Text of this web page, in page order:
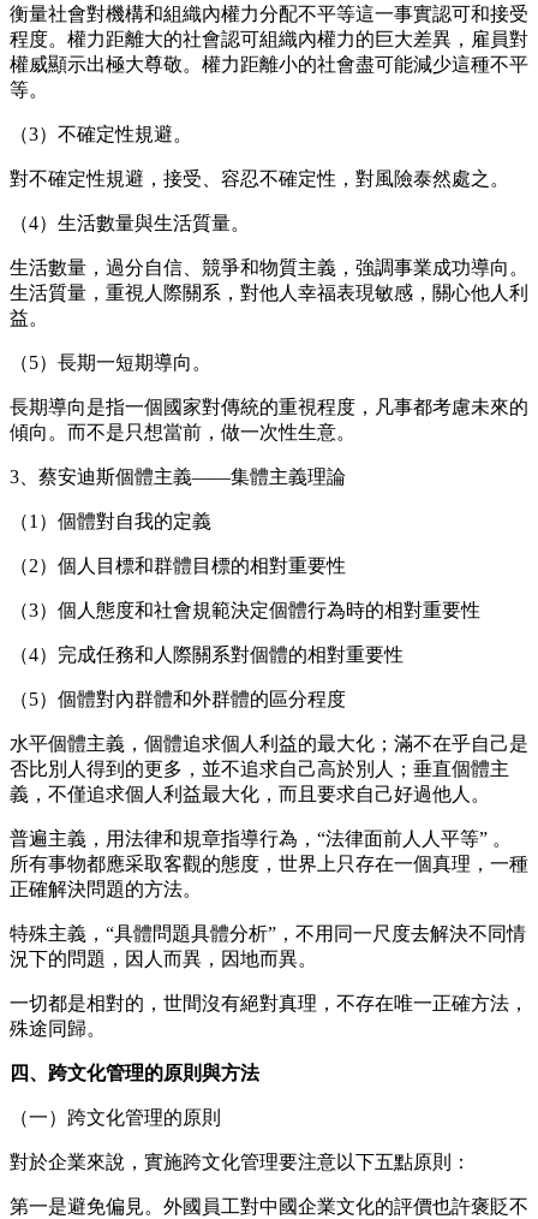
衡量社會對機構和組織內權力分配不平等這一事實認可和接受
程度。權力距離大的社會認可組織內權力的巨大差異，雇員對
權威顯示出極大尊敬。權力距離小的社會盡可能減少這種不平
等。
（3）不確定性規避。
對不確定性規避，接受、容忍不確定性，對風險泰然處之。
（4）生活數量與生活質量。
生活數量，過分自信、競爭和物質主義，強調事業成功導向。
生活質量，重視人際關系，對他人幸福表現敏感，關心他人利
益。
（5）長期一短期導向。
長期導向是指一個國家對傳統的重視程度，凡事都考慮未來的
傾向。而不是只想當前，做一次性生意。
3、蔡安迪斯個體主義——集體主義理論
（1）個體對自我的定義
（2）個人目標和群體目標的相對重要性
（3）個人態度和社會規範決定個體行為時的相對重要性
（4）完成任務和人際關系對個體的相對重要性
（5）個體對內群體和外群體的區分程度
水平個體主義，個體追求個人利益的最大化； 滿不在乎自己是
否比別人得到的更多，並不追求自己高於別人；垂直個體主
義，不僅追求個人利益最大化，而且要求自己好過他人。
普遍主義，用法律和規章指導行為， “法律面前人人平等” 。
所有事物都應采取客觀的態度，世界上只存在一個真理，一種
正確解決問題的方法。
特殊主義， “具體問題具體分析”，不用同一尺度去解決不同情
況下的問題，因人而異，因地而異。
一切都是相對的 ， 世間沒有絕對真理 ， 不存在唯一正確方法 ，
殊途同歸。
四、跨文化管理的原則與方法
（一）跨文化管理的原則
對於企業來說，實施跨文化管理要注意以下五點原則：
第一是避免偏見。外國員工對中國企業文化的評價也許褒貶不